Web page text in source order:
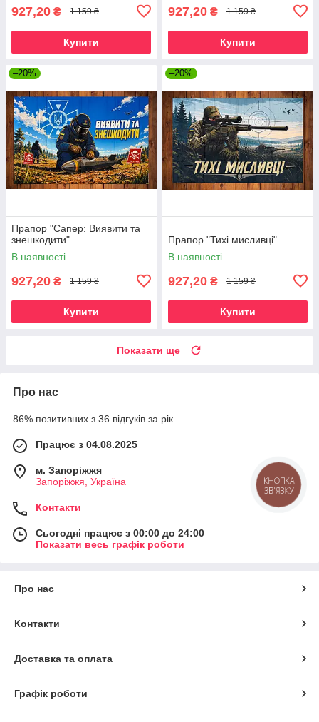
927,20 ₴ 1 159 ₴
Купити
927,20 ₴ 1 159 ₴
Купити
–20%
Прапор "Сапер: Виявити та
знешкодити"
В наявності
927,20 ₴ 1 159 ₴
Купити
–20%
Прапор "Тихі мисливці"
В наявності
927,20 ₴ 1 159 ₴
Купити
Показати ще
Про нас
86% позитивних з 36 відгуків за рік
Працює з 04.08.2025
м. Запоріжжя
Запоріжжя, Україна
Контакти
Сьогодні працює з 00:00 до 24:00
Показати весь графік роботи
Про нас
Контакти
Доставка та оплата
Графік роботи
КНОПКА
ЗВ'ЯЗКУ